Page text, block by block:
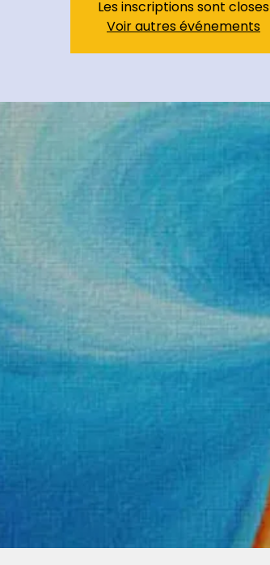
Les inscriptions sont closes
Voir autres événements